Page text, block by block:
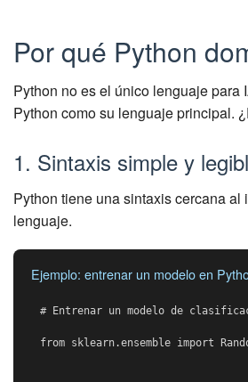
Por qué Python
Python no es el único lenguaje para
Python como su lenguaje principal.
1. Sintaxis simple y
Python tiene una sintaxis cercana
lenguaje.
Ejemplo: entrenar un modelo en
# Entrenar un modelo de
from sklearn.ensemble import